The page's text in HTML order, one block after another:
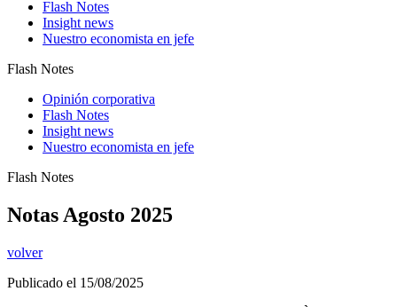
Flash Notes
Insight news
Nuestro economista en jefe
Flash Notes
Opinión corporativa
Flash Notes
Insight news
Nuestro economista en jefe
Flash Notes
Notas Agosto 2025
volver
Publicado el 15/08/2025